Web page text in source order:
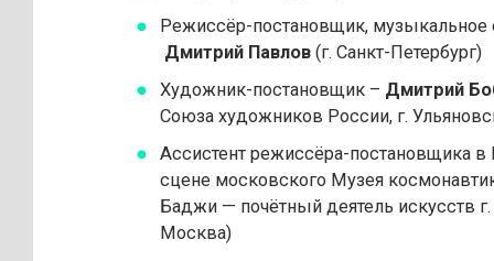
Режиссёр-постановщик,
Дмитрий Павлов (г. Санкт-Петербург)
Художник-постановщик – Дмитрий
Союза художников России, г.
Ассистент режиссёра-постановщика
сцене московского Музея
Баджи — почётный деятель искусств
Москва)